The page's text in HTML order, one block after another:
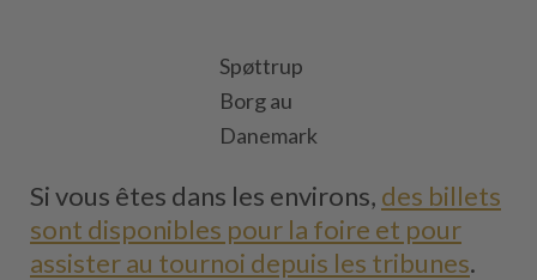
Spøttrup
Borg au
Danemark
Si vous êtes dans les environs, des billets
sont disponibles pour la foire et pour
assister au tournoi depuis les tribunes.